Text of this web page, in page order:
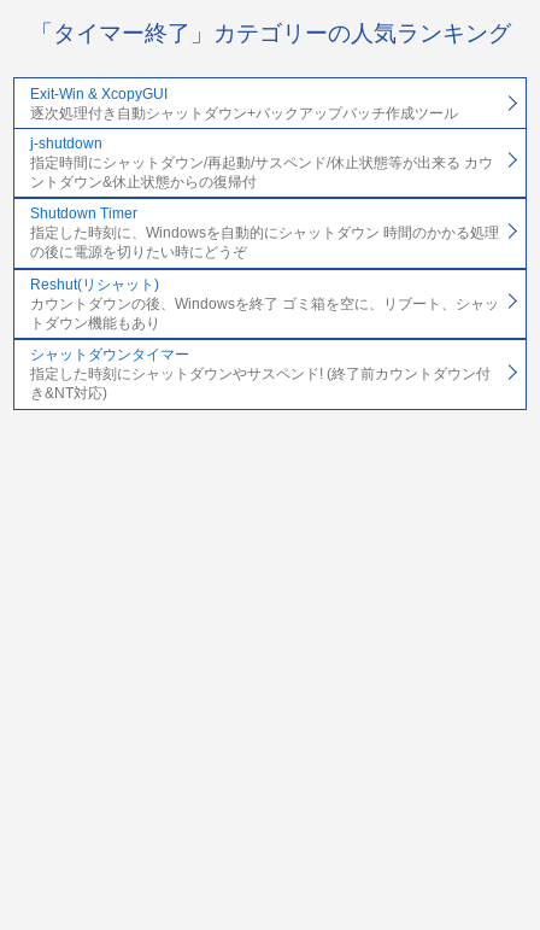
「タイマー終了」カテゴリーの人気ランキング
Exit-Win & XcopyGUI
逐次処理付き自動シャットダウン+バックアップバッチ作成ツール
j-shutdown
指定時間にシャットダウン/再起動/サスペンド/休止状態等が出来る カウ
ントダウン&休止状態からの復帰付
Shutdown Timer
指定した時刻に、Windowsを自動的にシャットダウン 時間のかかる処理
の後に電源を切りたい時にどうぞ
Reshut(リシャット)
カウントダウンの後、Windowsを終了 ゴミ箱を空に、リブート、シャッ
トダウン機能もあり
シャットダウンタイマー
指定した時刻にシャットダウンやサスペンド! (終了前カウントダウン付
き&NT対応)